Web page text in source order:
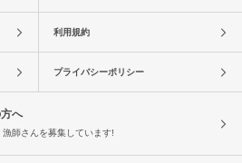
利用規約
プライバシーポリシー
へ
漁師さんを募集しています!